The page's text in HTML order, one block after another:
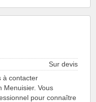
Sur devis
à contacter
Menuisier. Vous
pour connaître